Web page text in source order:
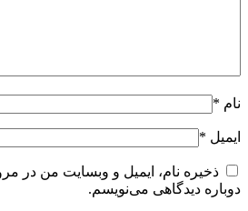
نام *
ایمیل *
ذخیره نام، ایمیل و وبسایت من در
دوباره دیدگاهی می‌نویسم.